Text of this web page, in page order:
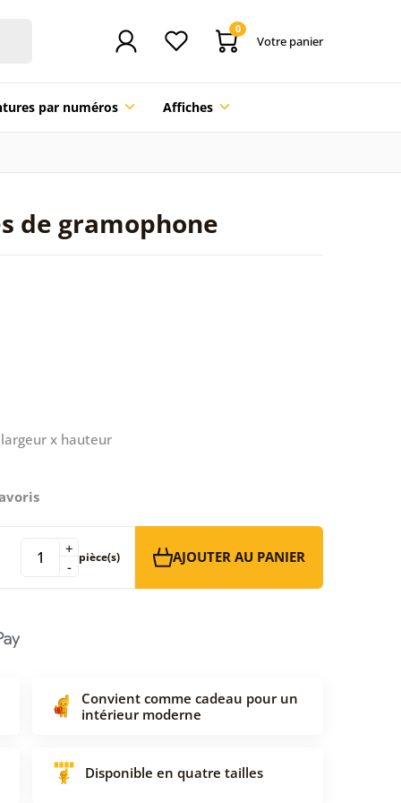
0
Votre panier
par numéros Affiches
de gramophone
x hauteur
-
+ pièce(s) AJOUTER AU PANIER
Convient comme cadeau pour un
intérieur moderne
Disponible en quatre tailles